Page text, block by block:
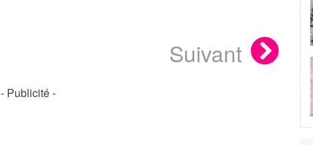
Suivant
- Publicité -